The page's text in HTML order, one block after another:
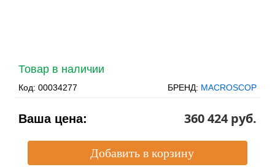
Товар в наличии
Код: 00034277 БРЕНД: MACROSCOP
Ваша цена: 360 424 pуб.